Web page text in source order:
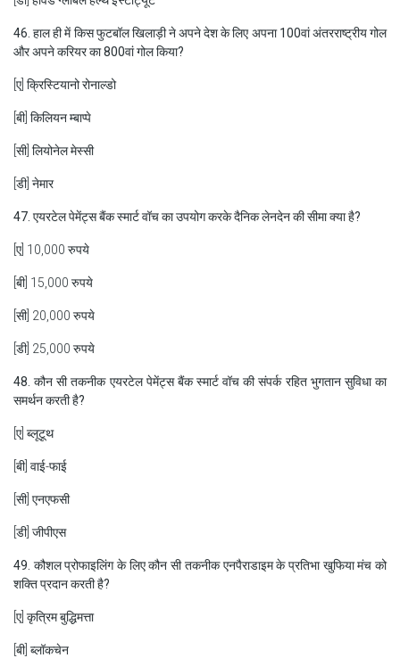
46. हाल ही में किस फुटबॉल खिलाड़ी ने अपने देश के लिए अपना 100वां अंतरराष्ट्रीय गोल
और अपने करियर का 800वां गोल किया?
[ए] क्रिस्टियानो रोनाल्डो
[बी] किलियन म्बाप्पे
[सी] लियोनेल मेस्सी
[डी] नेमार
47. एयरटेल पेमेंट्स बैंक स्मार्ट वॉच का उपयोग करके दैनिक लेनदेन की सीमा क्या है?
[ए] 10,000 रुपये
[बी] 15,000 रुपये
[सी] 20,000 रुपये
[डी] 25,000 रुपये
48. कौन सी तकनीक एयरटेल पेमेंट्स बैंक स्मार्ट वॉच की संपर्क रहित भुगतान सुविधा का
समर्थन करती है?
[ए] ब्लूटूथ
[बी] वाई-फाई
[सी] एनएफसी
[डी] जीपीएस
49. कौशल प्रोफाइलिंग के लिए कौन सी तकनीक एनपैराडाइम के प्रतिभा खुफिया मंच को
शक्ति प्रदान करती है?
[ए] कृत्रिम बुद्धिमत्ता
[बी] ब्लॉकचेन